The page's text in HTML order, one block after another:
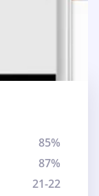
85%
87%
21-22